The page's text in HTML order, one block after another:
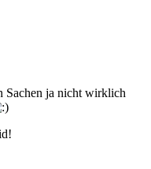
Sachen ja nicht wirklich